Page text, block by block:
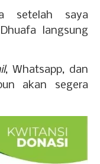
setelah saya
langsung
, Whatsapp, dan
akan segera